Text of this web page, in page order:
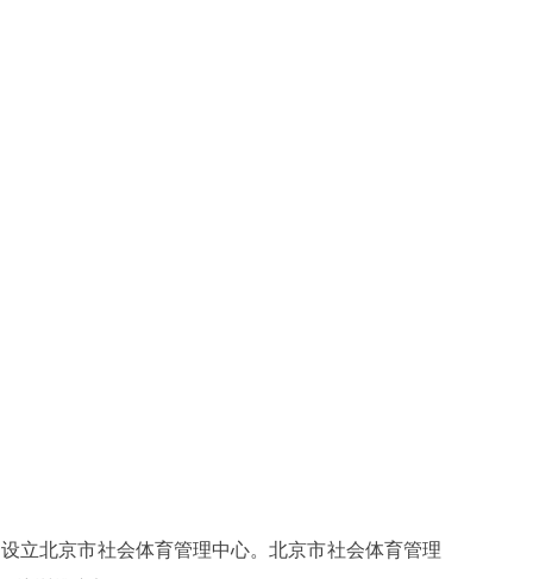
北京市社会体育管理中心。北京市社会体育管理